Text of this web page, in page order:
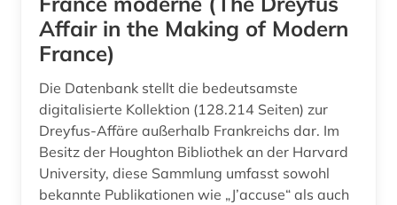
enzyklopädie (7)
erzählung (1)
essay (1)
ethnologie (1)
europa (10)
Affair in the Making of Modern
France)
Die Datenbank stellt die bedeutsamste
digitalisierte Kollektion (128.214 Seiten) zur
Dreyfus-Affäre außerhalb Frankreichs dar. Im
Besitz der Houghton Bibliothek an der Harvard
University, diese Sammlung umfasst sowohl
bekannte Publikationen wie „J’accuse“ als auch